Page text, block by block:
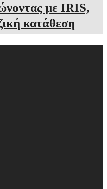
με IRIS,
κατάθεση